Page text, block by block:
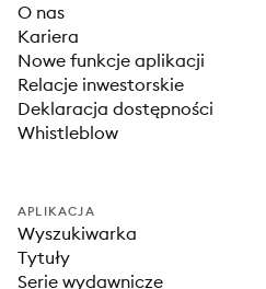
O nas
Kariera
Nowe funkcje aplikacji
Relacje inwestorskie
Deklaracja dostępności
Whistleblow
APLIKACJA
Wyszukiwarka
Tytuły
Serie wydawnicze